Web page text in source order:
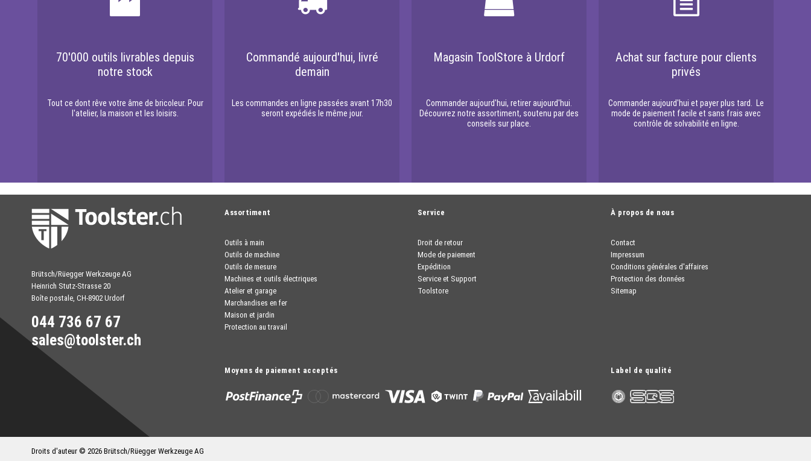
70'000 outils livrables depuis
notre stock
Tout ce dont rêve votre âme de bricoleur. Pour
l'atelier, la maison et les loisirs.
Commandé aujourd'hui, livré
demain
Les commandes en ligne passées avant 17h30
seront expédiés le même jour.
Magasin ToolStore à Urdorf
Commander aujourd'hui, retirer aujourd'hui.
Découvrez notre assortiment, soutenu par des
conseils sur place.
Achat sur facture pour clients
privés
Commander aujourd'hui et payer plus tard. Le
mode de paiement facile et sans frais avec
contrôle de solvabilité en ligne.
Brütsch/Rüegger Werkzeuge AG
Heinrich Stutz-Strasse 20
Boîte postale, CH-8902 Urdorf
044 736 67 67
sales@toolster.ch
Assortiment
Outils à main
Outils de machine
Outils de mesure
Machines et outils électriques
Atelier et garage
Marchandises en fer
Maison et jardin
Protection au travail
Service
Droit de retour
Mode de paiement
Expédition
Service et Support
Toolstore
À propos de nous
Contact
Impressum
Conditions générales d'affaires
Protection des données
Sitemap
Moyens de paiement acceptés Label de qualité
Droits d'auteur © 2026 Brütsch/Rüegger Werkzeuge AG